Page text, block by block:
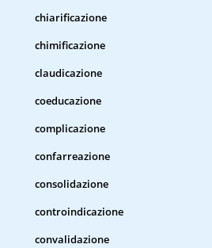
chiarificazione
chimificazione
claudicazione
coeducazione
complicazione
confarreazione
consolidazione
controindicazione
convalidazione